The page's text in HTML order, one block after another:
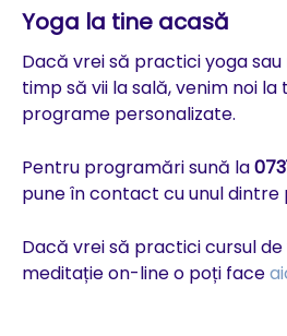
Yoga la tine acasă
Dacă vrei să practici yoga sau
timp să vii la sală, venim noi
programe personalizate.
Pentru programări sună la
pune în contact cu unul dintre
Dacă vrei să practici cursul de
meditație on-line o poți face